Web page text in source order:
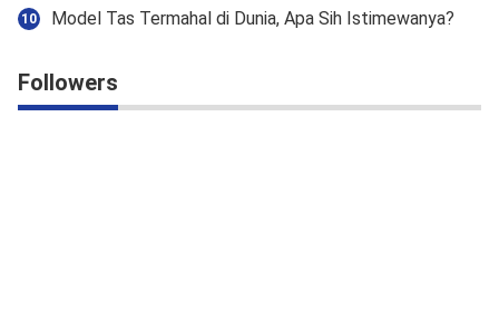
Model Tas Termahal di Dunia, Apa Sih Istimewanya?
Followers